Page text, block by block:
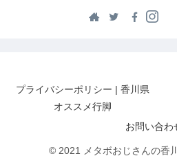
プライバシーポリシー | 香川県
オススメ行脚
お問い合わ
© 2021 メタボおじさんの香